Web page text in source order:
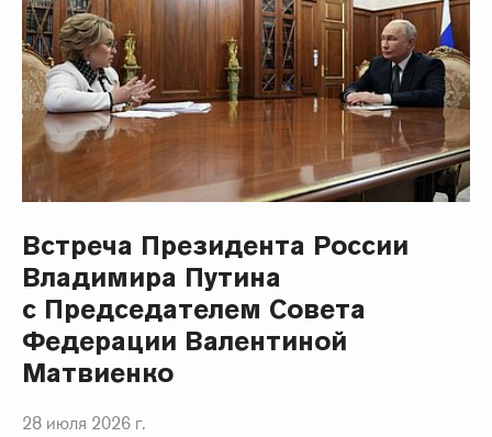
Встреча Президента России
Владимира Путина
с Председателем Совета
Федерации Валентиной
Матвиенко
28 июля 2026 г.